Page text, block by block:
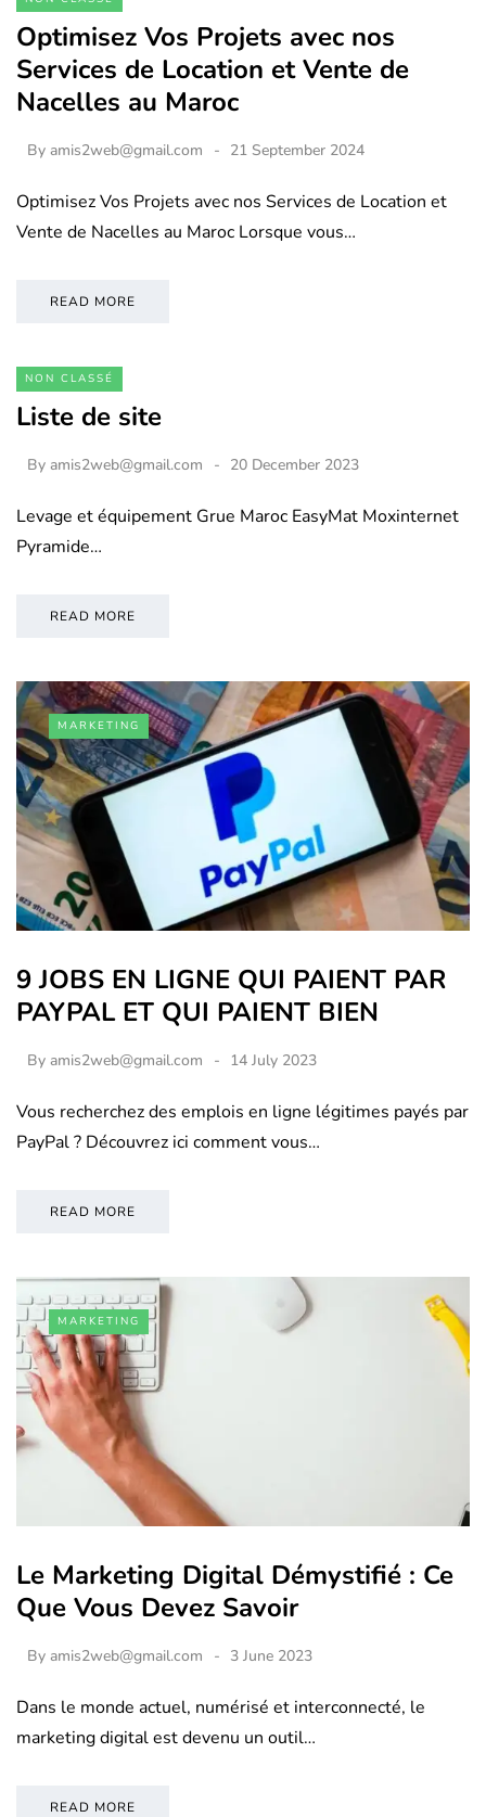
Optimisez Vos Projets avec nos
Services de Location et Vente de
Nacelles au Maroc
By amis2web@gmail.com 21 September 2024
Optimisez Vos Projets avec nos Services de Location et
Vente de Nacelles au Maroc Lorsque vous…
READ MORE
NON CLASSÉ
Liste de site
By amis2web@gmail.com 20 December 2023
Levage et équipement Grue Maroc EasyMat Moxinternet
Pyramide…
READ MORE
MARKETING
9 JOBS EN LIGNE QUI PAIENT PAR
PAYPAL ET QUI PAIENT BIEN
By amis2web@gmail.com 14 July 2023
Vous recherchez des emplois en ligne légitimes payés par
PayPal ? Découvrez ici comment vous…
READ MORE
MARKETING
Le Marketing Digital Démystifié : Ce
Que Vous Devez Savoir
By amis2web@gmail.com 3 June 2023
Dans le monde actuel, numérisé et interconnecté, le
marketing digital est devenu un outil…
READ MORE